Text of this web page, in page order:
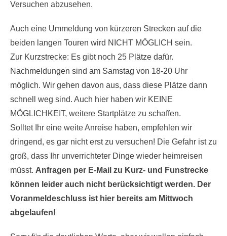
Versuchen abzusehen.
Auch eine Ummeldung von kürzeren Strecken auf die
beiden langen Touren wird NICHT MÖGLICH sein.
Zur Kurzstrecke: Es gibt noch 25 Plätze dafür.
Nachmeldungen sind am Samstag von 18-20 Uhr
möglich. Wir gehen davon aus, dass diese Plätze dann
schnell weg sind. Auch hier haben wir KEINE
MÖGLICHKEIT, weitere Startplätze zu schaffen.
Solltet Ihr eine weite Anreise haben, empfehlen wir
dringend, es gar nicht erst zu versuchen! Die Gefahr ist zu
groß, dass Ihr unverrichteter Dinge wieder heimreisen
müsst. Anfragen per E-Mail zu Kurz- und Funstrecke
können leider auch nicht berücksichtigt werden. Der
Voranmeldeschluss ist hier bereits am Mittwoch
abgelaufen!